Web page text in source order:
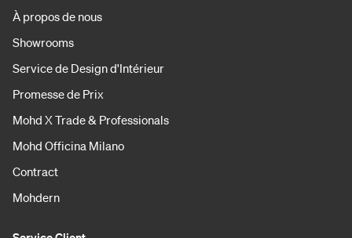
À propos de nous
Showrooms
Service de Design d'Intérieur
Promesse de Prix
Mohd X Trade & Professionals
Mohd Officina Milano
Contract
Mohdern